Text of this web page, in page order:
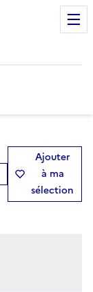
Ajouter
à ma
sélection